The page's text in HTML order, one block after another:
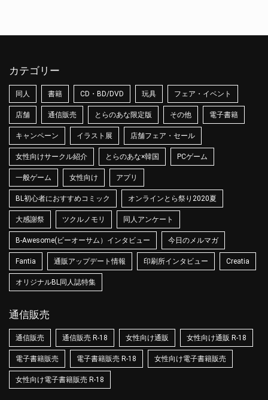
カテゴリー
同人 書籍 CD・BD/DVD 玩具 フェア・イベント
店舗 通信販売 とらのあな限定版 その他 電子書籍
キャンペーン イラスト展 店舗フェア・セール
女性向けサークル紹介 とらのあな×韓国 PCゲーム
一般ゲーム 女性向け アプリ
BL初心者におすすめコミック オンラインとら祭り2020夏
大感謝祭 ツクルノモリ 同人アンケート
B-Awesome(ビーオーサム）インタビュー 今日のメルマガ
Fantia 通販アップデート情報 印刷所インタビュー Creatia
オリジナルBL同人誌特集
通信販売
通信販売 通信販売 R-18 女性向け通販 女性向け通販 R-18
電子書籍販売 電子書籍販売 R-18 女性向け電子書籍販売
女性向け電子書籍販売 R-18